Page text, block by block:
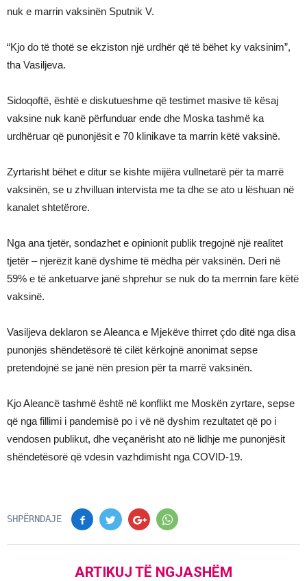
nuk e marrin vaksinën Sputnik V.
“Kjo do të thotë se ekziston një urdhër që të bëhet ky vaksinim”,
tha Vasiljeva.
Sidoqoftë, është e diskutueshme që testimet masive të kësaj
vaksine nuk kanë përfunduar ende dhe Moska tashmë ka
urdhëruar që punonjësit e 70 klinikave ta marrin këtë vaksinë.
Zyrtarisht bëhet e ditur se kishte mijëra vullnetarë për ta marrë
vaksinën, se u zhvilluan intervista me ta dhe se ato u lëshuan në
kanalet shtetërore.
Nga ana tjetër, sondazhet e opinionit publik tregojnë një realitet
tjetër – njerëzit kanë dyshime të mëdha për vaksinën. Deri në
59% e të anketuarve janë shprehur se nuk do ta merrnin fare këtë
vaksinë.
Vasiljeva deklaron se Aleanca e Mjekëve thirret çdo ditë nga disa
punonjës shëndetësorë të cilët kërkojnë anonimat sepse
pretendojnë se janë nën presion për ta marrë vaksinën.
Kjo Aleancë tashmë është në konflikt me Moskën zyrtare, sepse
që nga fillimi i pandemisë po i vë në dyshim rezultatet që po i
vendosen publikut, dhe veçanërisht ato në lidhje me punonjësit
shëndetësorë që vdesin vazhdimisht nga COVID-19.
SHPËRNDAJE
ARTIKUJ TË NGJASHËM